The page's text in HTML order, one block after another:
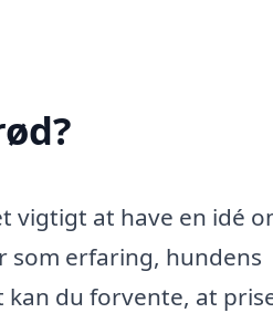
vigtigt at have en idé
som erfaring, hundens
du forvente, at